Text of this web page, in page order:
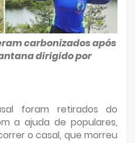
carbonizados após
dirigido por
foram retirados do
a ajuda de populares,
o casal, que morreu